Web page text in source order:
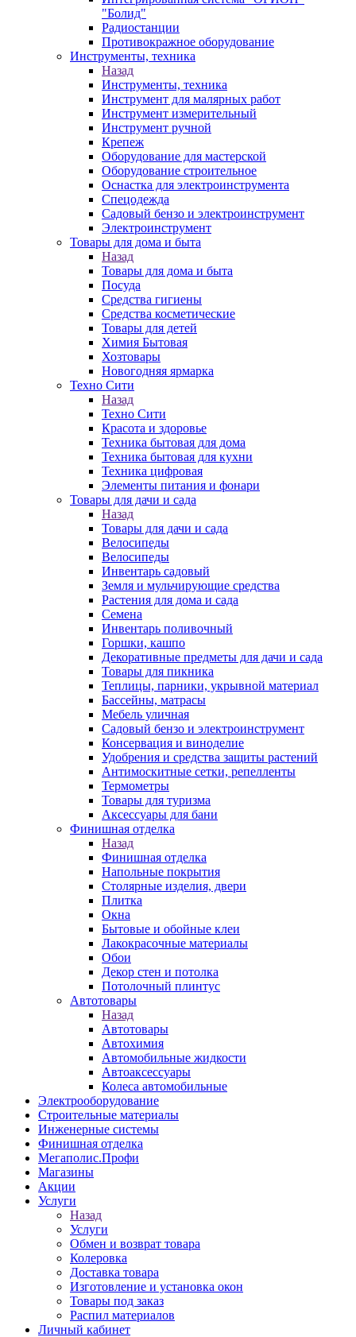
"Болид"
Радиостанции
Противокражное оборудование
Инструменты, техника
Назад
Инструменты, техника
Инструмент для малярных работ
Инструмент измерительный
Инструмент ручной
Крепеж
Оборудование для мастерской
Оборудование строительное
Оснастка для электроинструмента
Спецодежда
Садовый бензо и электроинструмент
Электроинструмент
Товары для дома и быта
Назад
Товары для дома и быта
Посуда
Средства гигиены
Средства косметические
Товары для детей
Химия Бытовая
Хозтовары
Новогодняя ярмарка
Техно Сити
Назад
Техно Сити
Красота и здоровье
Техника бытовая для дома
Техника бытовая для кухни
Техника цифровая
Элементы питания и фонари
Товары для дачи и сада
Назад
Товары для дачи и сада
Велосипеды
Велосипеды
Инвентарь садовый
Земля и мульчирующие средства
Растения для дома и сада
Семена
Инвентарь поливочный
Горшки, кашпо
Декоративные предметы для дачи и сада
Товары для пикника
Теплицы, парники, укрывной материал
Бассейны, матрасы
Мебель уличная
Садовый бензо и электроинструмент
Консервация и виноделие
Удобрения и средства защиты растений
Антимоскитные сетки, репелленты
Термометры
Товары для туризма
Аксессуары для бани
Финишная отделка
Назад
Финишная отделка
Напольные покрытия
Столярные изделия, двери
Плитка
Окна
Бытовые и обойные клеи
Лакокрасочные материалы
Обои
Декор стен и потолка
Потолочный плинтус
Автотовары
Назад
Автотовары
Автохимия
Автомобильные жидкости
Автоаксессуары
Колеса автомобильные
Электрооборудование
Строительные материалы
Инженерные системы
Финишная отделка
Мегаполис.Профи
Магазины
Акции
Услуги
Назад
Услуги
Обмен и возврат товара
Колеровка
Доставка товара
Изготовление и установка окон
Товары под заказ
Распил материалов
Личный кабинет